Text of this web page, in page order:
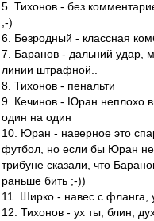
5. Тихонов - без
;-)
6. Безродный - классная
7. Баранов - дальний удар,
линии штрафной..
8. Тихонов - пенальти
9. Кечинов - Юран неплохо
один на один
10. Юран - наверное это
футбол, но если бы Юран
трибуне сказали, что
раньше бить ;-))
11. Ширко - навес с фланга,
12. Тихонов - ух ты, блин,